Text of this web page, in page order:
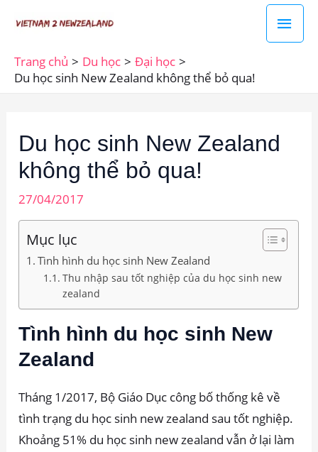
dung
Trang chủ Du học
Đại học
Du học sinh New Zealand không thể bỏ qua!
Du học sinh New Zealand
không thể bỏ qua!
27/04/2017
Mục lục
Tình hình du học sinh New Zealand
Thu nhập sau tốt nghiệp của du học sinh new
zealand
Tình hình du học sinh New
Zealand
Tháng 1/2017, Bộ Giáo Dục công bố thống kê về
tình trạng du học sinh new zealand sau tốt nghiệp.
Khoảng 51% du học sinh new zealand vẫn ở lại làm